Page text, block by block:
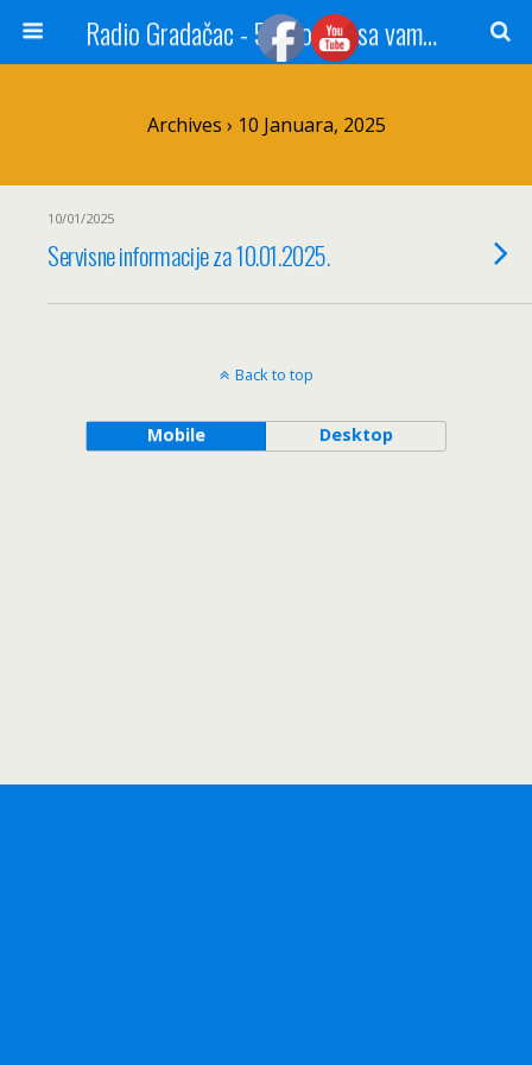
Radio Gradačac - 56 godina sa vama...
Archives › 10 Januara, 2025
10/01/2025
Servisne informacije za 10.01.2025.
Back to top
Mobile Desktop